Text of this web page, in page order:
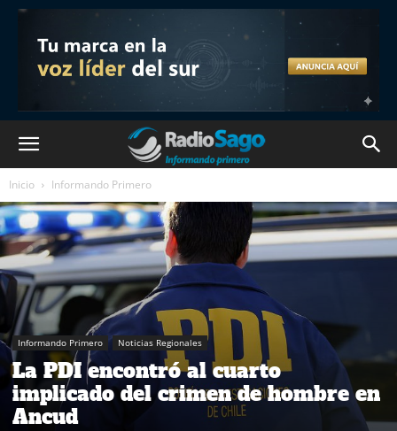
Inicio Informando Primero
Informando Primero Noticias Regionales
La PDI encontró al cuarto
implicado del crimen de hombre en
Ancud